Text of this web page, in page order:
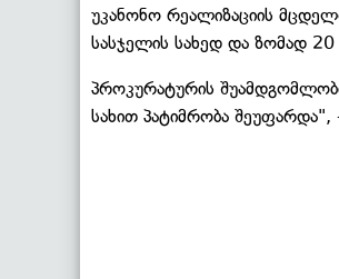
უკანონო რეალიზაციის
სასჯელის სახედ და ზომად
პროკურატურის
სახით პატიმრობა